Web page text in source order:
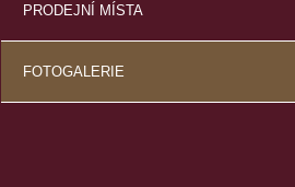
PRODEJNÍ MÍSTA
FOTOGALERIE